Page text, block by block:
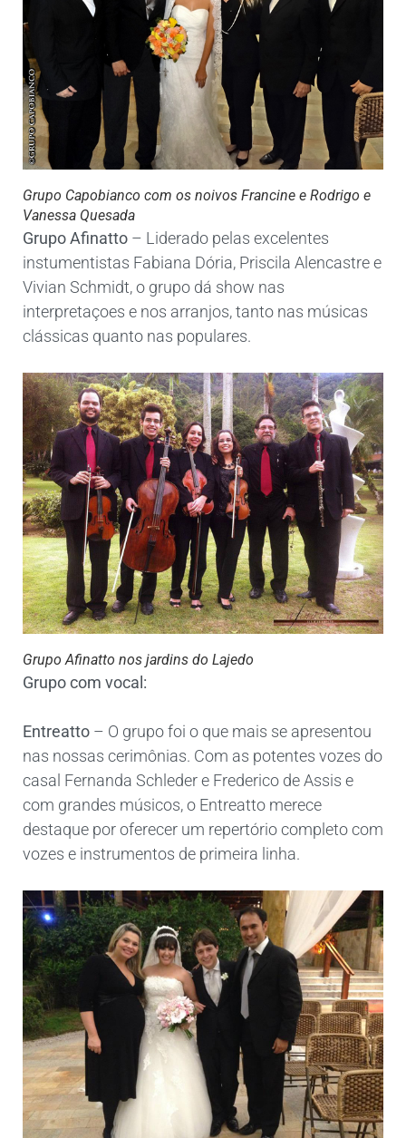
Grupo Capobianco com os noivos Francine e Rodrigo e
Vanessa Quesada
Grupo Afinatto – Liderado pelas excelentes
instumentistas Fabiana Dória, Priscila Alencastre e
Vivian Schmidt, o grupo dá show nas
interpretaçoes e nos arranjos, tanto nas músicas
clássicas quanto nas populares.
Grupo Afinatto nos jardins do Lajedo
Grupo com vocal:
Entreatto – O grupo foi o que mais se apresentou
nas nossas cerimônias. Com as potentes vozes do
casal Fernanda Schleder e Frederico de Assis e
com grandes músicos, o Entreatto merece
destaque por oferecer um repertório completo com
vozes e instrumentos de primeira linha.